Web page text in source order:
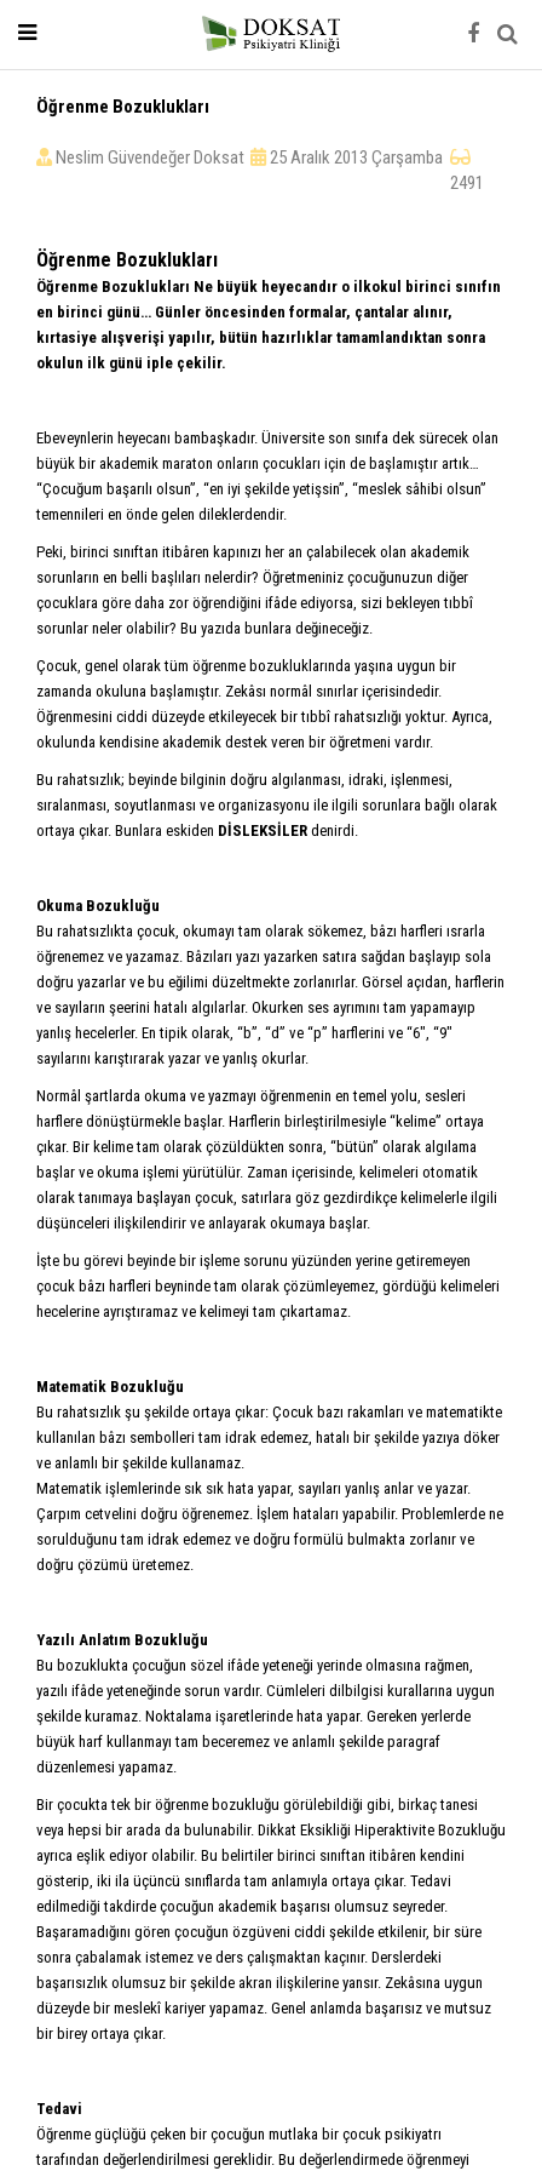
Öğrenme Bozuklukları
Neslim Güvendeğer Doksat
25 Aralık 2013 Çarşamba
2491
Öğrenme Bozuklukları
Öğrenme Bozuklukları Ne büyük heyecandır o ilkokul birinci sınıfın
en birinci günü… Günler öncesinden formalar, çantalar alınır,
kırtasiye alışverişi yapılır, bütün hazırlıklar tamamlandıktan sonra
okulun ilk günü iple çekilir.
Ebeveynlerin heyecanı bambaşkadır. Üniversite son sınıfa dek sürecek olan
büyük bir akademik maraton onların çocukları için de baş­lamıştır artık…
“Çocuğum başarılı olsun”, “en iyi şekilde yetişsin”, “meslek sâhibi olsun”
temennileri en önde gelen dileklerdendir.
Peki, birinci sınıftan itibâren kapınızı her an çalabilecek olan akademik
sorunların en belli başlıları nelerdir? Öğretmeniniz çocuğunu­zun diğer
çocuklara göre daha zor öğrendiğini ifâde ediyorsa, sizi bekleyen tıbbî
sorunlar neler olabilir? Bu yazıda bunlara değineceğiz.
Çocuk, genel olarak tüm öğrenme bozukluklarında yaşına uygun bir
zamanda okuluna başlamıştır. Zekâsı normâl sınırlar içerisindedir.
Öğrenmesini ciddi düzeyde etkileyecek bir tıbbî rahatsızlığı yoktur. Ayrıca,
okulunda kendisine akademik destek veren bir öğretmeni vardır.
Bu rahatsızlık; beyinde bilginin doğru algılanması, idraki, işlenmesi,
sıralanması, soyutlanması ve organizasyonu ile ilgili sorunlara bağlı olarak
ortaya çıkar. Bunlara eskiden DİSLEKSİLER denirdi.
Okuma Bozukluğu
Bu rahatsızlıkta çocuk, okumayı tam olarak sökemez, bâzı harfleri ısrarla
öğrenemez ve yazamaz. Bâzıları yazı yazarken satıra sağdan başlayıp sola
doğru yazarlar ve bu eğilimi düzeltmekte zorlanırlar. Görsel açıdan, harflerin
ve sayıların şeerini hatalı algılarlar. Okurken ses ayrımını tam yapamayıp
yanlış hecelerler. En tipik olarak, “b”, “d” ve “p” harflerini ve “6″, “9″
sayılarını karıştırarak yazar ve yanlış okurlar.
Normâl şartlarda okuma ve yazmayı öğrenmenin en temel yolu, sesleri
harflere dönüştürmekle başlar. Harflerin birleştirilmesiyle “kelime” ortaya
çıkar. Bir kelime tam olarak çözüldükten sonra, “bütün” olarak algılama
başlar ve okuma işlemi yürütülür. Zaman içeri­sinde, kelimeleri otomatik
olarak tanımaya başlayan çocuk, satırlara göz gezdirdikçe kelimelerle ilgili
düşünceleri ilişkilendirir ve anlayarak okumaya başlar.
İşte bu görevi beyinde bir işleme sorunu yüzünden yerine getiremeyen
çocuk bâzı harfleri beyninde tam olarak çözümleyemez, gördüğü kelimeleri
hecelerine ayrıştıramaz ve kelimeyi tam çıkartamaz.
Matematik Bozukluğu
Bu rahatsızlık şu şekilde ortaya çıkar: Çocuk bazı rakamları ve matematikte
kullanılan bâzı sembolleri tam idrak edemez, hatalı bir şekilde yazıya döker
ve anlamlı bir şekilde kullanamaz.
Matematik işlemlerinde sık sık hata yapar, sayıları yanlış anlar ve yazar.
Çarpım cetvelini doğru öğrenemez. İşlem hataları yapabilir. Problemlerde ne
sorulduğunu tam idrak edemez ve doğru formülü bulmakta zorlanır ve
doğru çözümü üretemez.
Yazılı Anlatım Bozukluğu
Bu bozuklukta çocuğun sözel ifâde yeteneği yerinde olmasına rağmen,
yazılı ifâde yeteneğinde sorun vardır. Cümleleri dilbilgisi kurallarına uygun
şekilde kuramaz. Noktalama işaretlerinde hata yapar. Gereken yerlerde
büyük harf kullanmayı tam beceremez ve anlamlı şekilde paragraf
düzenlemesi yapamaz.
Bir çocukta tek bir öğrenme bozukluğu görülebildiği gibi, birkaç tanesi
veya hepsi bir arada da bulunabilir. Dikkat Eksikliği Hiperaktivite Bozukluğu
ayrıca eşlik ediyor olabilir. Bu belirtiler birinci sınıftan itibâren kendini
gösterip, iki ila üçüncü sınıflarda tam anlamıyla ortaya çıkar. Tedavi
edilmediği takdirde çocuğun akademik başarısı olumsuz seyreder.
Başaramadığını gören çocuğun özgüveni ciddi şekilde etkilenir, bir süre
sonra çabalamak istemez ve ders çalışmaktan kaçınır. Derslerdeki
başarısızlık olumsuz bir şekilde akran ilişkilerine yansır. Zekâsına uygun
düzeyde bir meslekî kariyer yapamaz. Genel anlamda başarısız ve mutsuz
bir birey ortaya çıkar.
Tedavi
Öğrenme güçlüğü çeken bir çocuğun mutlaka bir çocuk psikiyatrı
tarafından değerlendirilmesi gereklidir. Bu değerlendirmede öğrenmeyi